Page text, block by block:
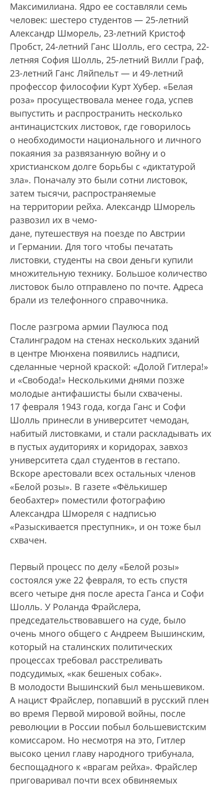
Максимилиана. Ядро ее составляли семь
человек: шестеро студентов — 25-летний
Александр Шморель, 23-летний Кристоф
Пробст, 24-летний Ганс Шолль, его сестра, 22-
летняя София Шолль, 25-летний Вилли Граф,
23-летний Ганс Ляйпельт — и 49-летний
профессор философии Курт Хубер. «Белая
роза» просуществовала менее года, успев
выпустить и распространить несколько
антинацистских листовок, где говорилось
о необходимости национального и личного
покаяния за развязанную войну и о
христианском долге борьбы с «диктатурой
зла». Поначалу это были сотни листовок,
затем тысячи, распространяемые
на территории рейха. Александр Шморель
развозил их в чемо-
дане, путешествуя на поезде по Австрии
и Германии. Для того чтобы печатать
листовки, студенты на свои деньги купили
множительную технику. Большое количество
листовок было отправлено по почте. Адреса
брали из телефонного справочника.
После разгрома армии Паулюса под
Сталинградом на стенах нескольких зданий
в центре Мюнхена появились надписи,
сделанные черной краской: «Долой Гитлера!»
и «Свобода!» Несколькими днями позже
молодые антифашисты были схвачены.
17 февраля 1943 года, когда Ганс и Софи
Шолль принесли в университет чемодан,
набитый листовками, и стали раскладывать их
в пустых аудиториях и коридорах, завхоз
университета сдал студентов в гестапо.
Вскоре арестовали всех остальных членов
«Белой розы». В газете «Фёлькишер
беобахтер» поместили фотографию
Александра Шмореля с надписью
«Разыскивается преступник», и он тоже был
схвачен.
Первый процесс по делу «Белой розы»
состоялся уже 22 февраля, то есть спустя
всего четыре дня после ареста Ганса и Софи
Шолль. У Роланда Фрайслера,
председательствовавшего на суде, было
очень много общего с Андреем Вышинским,
который на сталинских политических
процессах требовал расстреливать
подсудимых, «как бешеных собак».
В молодости Вышинский был меньшевиком.
А нацист Фрайслер, попавший в русский плен
во время Первой мировой войны, после
революции в России побыл большевистским
комиссаром. Но несмотря на это, Гитлер
высоко ценил главу народного трибунала,
беспощадного к «врагам рейха». Фрайслер
приговаривал почти всех обвиняемых